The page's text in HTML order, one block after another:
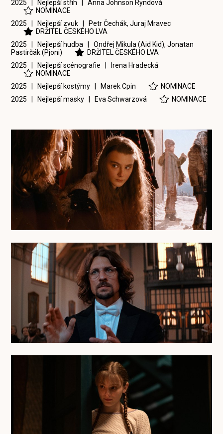
2025 | Nejlepší střih |Anna Johnson Ryndová
NOMINACE
2025 | Nejlepší zvuk | Petr Čechák,Juraj Mravec
DRŽITEL ČESKÉHO LVA
2025 | Nejlepší hudba |Ondřej Mikula (Aid Kid),Jonatan
Pastirčák (Pjoni)
DRŽITEL ČESKÉHO LVA
2025 | Nejlepší scénografie |
Irena Hradecká
NOMINACE
2025 | Nejlepší kostýmy | Marek Cpin
NOMINACE
2025 | Nejlepší masky | Eva Schwarzová NOMINACE